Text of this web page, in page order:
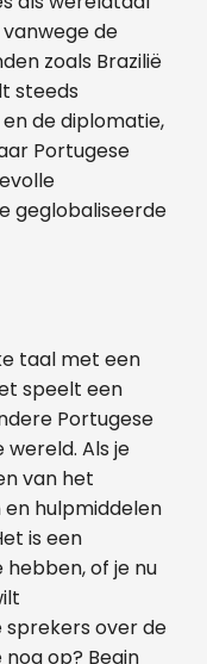
de
zoals Brazilië
steeds
de diplomatie,
Portugese
geglobaliseerde
taal met een
speelt een
Portugese
Als je
van het
en hulpmiddelen
is een
of je nu
over de
op? Begin